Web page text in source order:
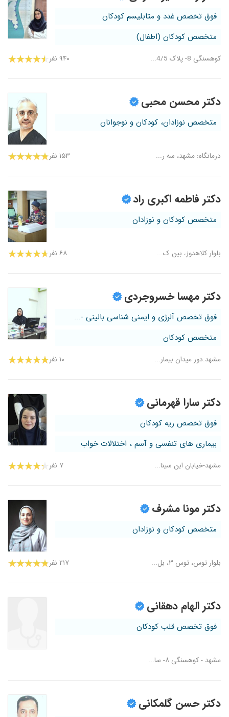
فوق تخصص غدد و متابلیسم کودکان
متخصص کودکان (اطفال)
کوهسنگی 8- پلاک 4/5... ۹۴۰ نفر
دکتر محسن محبی
متخصص نوزادان، کودکان و نوجوانان
درمانگاه: مشهد، سه ر... ۱۵۳ نفر
دکتر فاطمه اکبری راد
متخصص کودکان و نوزادان
بلوار کلاهدوز، بین ک... ۶۸ نفر
دکتر مهسا خسروجردی
فوق تخصص آلرژی و ایمنی شناسی بالینی -...
متخصص کودکان
مشهد.دور میدان بیمار... ۱۰ نفر
دکتر سارا قهرمانی
فوق تخصص ریه کودکان
بیماری های تنفسی و آسم ، اختلالات خواب
مشهد-خیابان ابن سینا... ۷ نفر
دکتر مونا مشرف
متخصص کودکان و نوزادان
بلوار توس، توس ۳، بل... ۲۱۷ نفر
دکتر الهام دهقانی
فوق تخصص قلب کودکان
مشهد - کوهسنگی ۸- سا...
دکتر حسن گلمکانی